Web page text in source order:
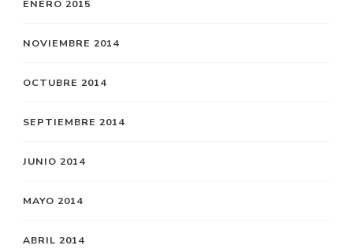
ENERO 2015
NOVIEMBRE 2014
OCTUBRE 2014
SEPTIEMBRE 2014
JUNIO 2014
MAYO 2014
ABRIL 2014